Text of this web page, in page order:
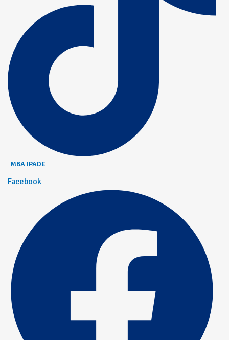
MBA IPADE
Facebook